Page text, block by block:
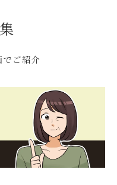
ご紹介